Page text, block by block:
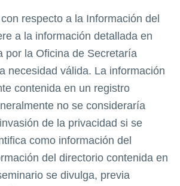
respecto a la Información del
a la información detallada en
por la Oficina de Secretaría
necesidad válida. La información
contenida en un registro
no se consideraría
de la privacidad si se
como información del
del directorio contenida en
se divulga, previa